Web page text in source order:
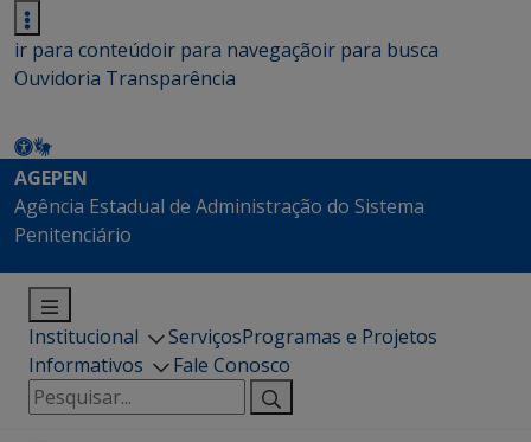
ir para conteúdoir para navegaçãoir para busca
Ouvidoria Transparência
AGEPEN
Agência Estadual de Administração do Sistema
Penitenciário
Institucional ServiçosProgramas e Projetos
Informativos
Fale Conosco
Pesquisar
por: